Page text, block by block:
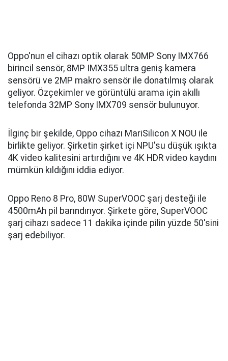
Oppo'nun el cihazı optik olarak 50MP Sony IMX766
birincil sensör, 8MP IMX355 ultra geniş kamera
sensörü ve 2MP makro sensör ile donatılmış olarak
geliyor. Özçekimler ve görüntülü arama için akıllı
telefonda 32MP Sony IMX709 sensör bulunuyor.
İlginç bir şekilde, Oppo cihazı MariSilicon X NOU ile
birlikte geliyor. Şirketin şirket içi NPU'su düşük ışıkta
4K video kalitesini artırdığını ve 4K HDR video kaydını
mümkün kıldığını iddia ediyor.
Oppo Reno 8 Pro, 80W SuperVOOC şarj desteği ile
4500mAh pil barındırıyor. Şirkete göre, SuperVOOC
şarj cihazı sadece 11 dakika içinde pilin yüzde 50'sini
şarj edebiliyor.